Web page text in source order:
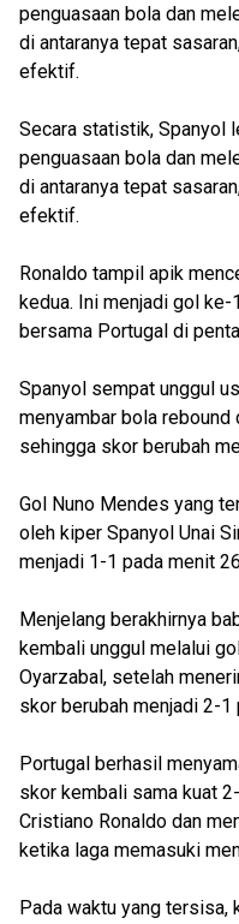
penguasaan bola dan
di antaranya tepat
efektif.
Secara statistik, Spanyol
penguasaan bola dan
di antaranya tepat
efektif.
Ronaldo tampil apik
kedua. Ini menjadi gol ke-
bersama Portugal di
Spanyol sempat unggul
menyambar bola
sehingga skor berubah
Gol Nuno Mendes yang
oleh kiper Spanyol Unai
menjadi 1-1 pada menit
Menjelang berakhirnya
kembali unggul melalui
Oyarzabal, setelah
skor berubah menjadi 2-1
Portugal berhasil
skor kembali sama kuat
Cristiano Ronaldo dan
ketika laga memasuki
Pada waktu yang tersisa,